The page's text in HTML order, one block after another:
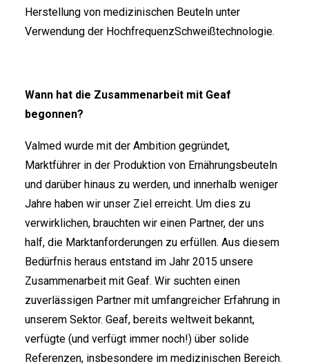
Herstellung von medizinischen Beuteln unter
Verwendung der HochfrequenzSchweißtechnologie.
Wann hat die Zusammenarbeit mit Geaf
begonnen?
Valmed wurde mit der Ambition gegründet,
Marktführer in der Produktion von Ernährungsbeuteln
und darüber hinaus zu werden, und innerhalb weniger
Jahre haben wir unser Ziel erreicht. Um dies zu
verwirklichen, brauchten wir einen Partner, der uns
half, die Marktanforderungen zu erfüllen. Aus diesem
Bedürfnis heraus entstand im Jahr 2015 unsere
Zusammenarbeit mit Geaf. Wir suchten einen
zuverlässigen Partner mit umfangreicher Erfahrung in
unserem Sektor. Geaf, bereits weltweit bekannt,
verfügte (und verfügt immer noch!) über solide
Referenzen, insbesondere im medizinischen Bereich.